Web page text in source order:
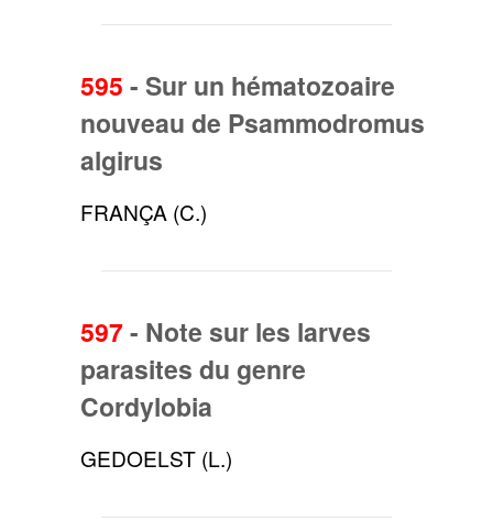
595 - Sur un hématozoaire
nouveau de Psammodromus
algirus
FRANÇA (C.)
597- Note sur les larves
parasites du genre
Cordylobia
GEDOELST (L.)